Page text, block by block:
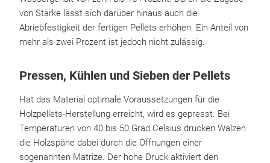
von Stärke lässt sich darüber hinaus auch die
Abriebfestigkeit der fertigen Pellets erhöhen. Ein Anteil von
mehr als zwei Prozent ist jedoch nicht zulässig.
Pressen, Kühlen und Sieben der Pellets
Hat das Material optimale Voraussetzungen für die
Holzpellets-Herstellung erreicht, wird es gepresst. Bei
Temperaturen von 40 bis 50 Grad Celsius drücken Walzen
die Holzspäne dabei durch die Öffnungen einer
sogenannten Matrize. Der hohe Druck aktiviert den